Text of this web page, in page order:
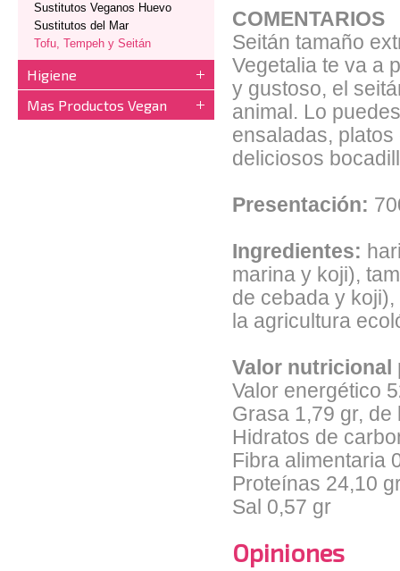
Sustitutos Veganos Huevo
Sustitutos del Mar
Tofu, Tempeh y Seitán
Higiene
Mas Productos Vegan
COMENTARIOS
Seitán tamaño
Vegetalia te va a
y gustoso, el
animal. Lo
ensaladas,
deliciosos
Presentación:
Ingredientes:
marina y koji),
de cebada y
la agricultura
Valor nutricional
Valor energético
Grasa 1,79 gr,
Hidratos de
Fibra alimentaria
Proteínas 24,10
Sal 0,57 gr
Opiniones